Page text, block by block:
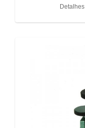
Detalhes